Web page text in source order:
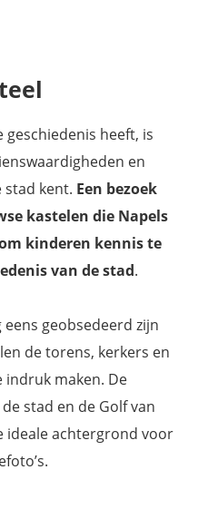
Museum
omgeving)
Acquario di Napoli
maken
geschiedenis heeft, is
en
stad kent. Een bezoek
kastelen die Napels
kinderen kennis te
van de stad.
geobsedeerd zijn
de torens, kerkers en
maken. De
stad en de Golf van
ideale achtergrond voor